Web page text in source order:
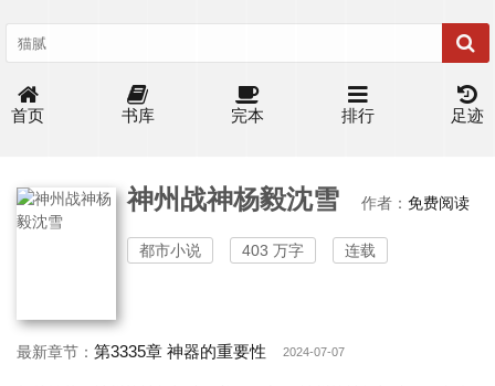
首页 书库 完本 排行 足迹
神州战神杨毅沈雪 作者： 免费阅读
都市小说 403 万字 连载
最新章节： 第3335章 神器的重要性 2024-07-07